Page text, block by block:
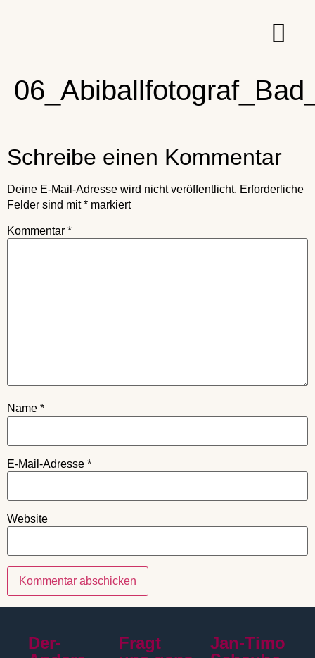
Schreibe einen Kommentar
Deine E-Mail-Adresse wird nicht veröffentlicht. Erforderliche
Felder sind mit* markiert
Kommentar *
Name *
E-Mail-Adresse *
Website
Der-
Fragt
Jan-Timo